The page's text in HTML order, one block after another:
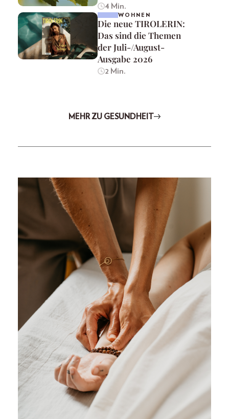
4 Min.
WOHNEN
Die neue TIROLERIN:
Das sind die Themen
der Juli-/August-
Ausgabe 2026
2 Min.
MEHR ZU GESUNDHEIT